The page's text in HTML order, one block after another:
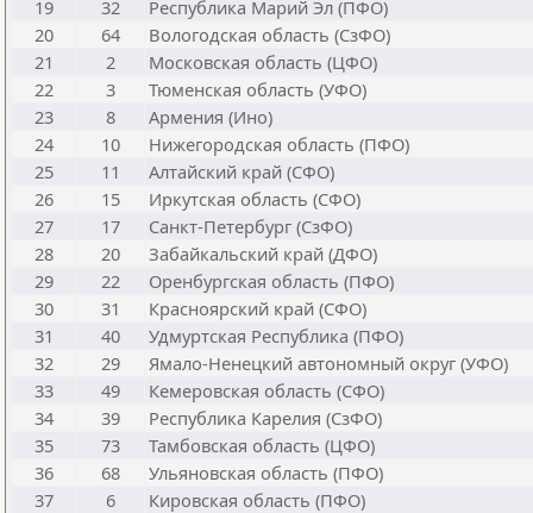
19
32
Республика Марий Эл (ПФО)
20
64
Вологодская область (СзФО)
21
2
Московская область (ЦФО)
22
3
Тюменская область (УФО)
23
8
Армения (Ино)
24
10
Нижегородская область (ПФО)
25
11
Алтайский край (СФО)
26
15
Иркутская область (СФО)
27
17
Санкт-Петербург (СзФО)
28
20
Забайкальский край (ДФО)
29
22
Оренбургская область (ПФО)
30
31
Красноярский край (СФО)
31
40
Удмуртская Республика (ПФО)
32
29
Ямало-Ненецкий автономный округ (УФО)
33
49
Кемеровская область (СФО)
34
39
Республика Карелия (СзФО)
35
73
Тамбовская область (ЦФО)
36
68
Ульяновская область (ПФО)
37
6
Кировская область (ПФО)